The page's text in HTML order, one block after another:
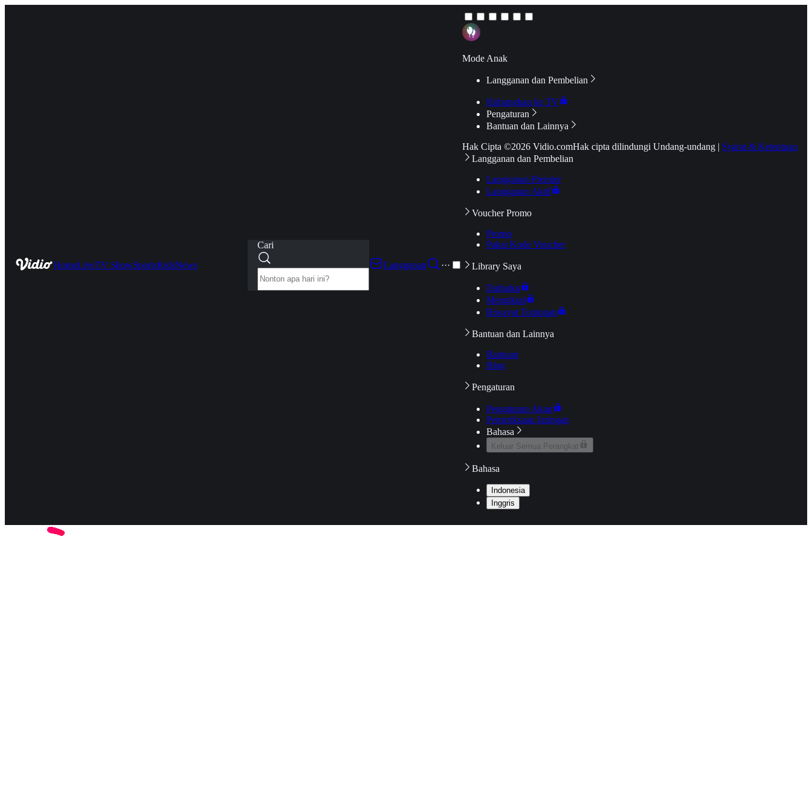
HomeLiveTV ShowSportsKidsNews
Cari
Langganan
···
Mode Anak
Langganan dan Pembelian
Hubungkan ke TV
Pengaturan
Bantuan dan Lainnya
Hak Cipta ©2026 Vidio.comHak cipta dilindungi Undang-undang | Syarat & Ketentuan
Langganan dan Pembelian
Langganan Premier
Langganan Aktif
Voucher Promo
Promo
Pakai Kode Voucher
Library Saya
Daftarku
Mengikuti
Riwayat Tontonan
Bantuan dan Lainnya
Bantuan
Blog
Pengaturan
Pengaturan Akun
Pemeriksaan Jaringan
Bahasa
Keluar Semua Perangkat
Bahasa
Indonesia
Inggris